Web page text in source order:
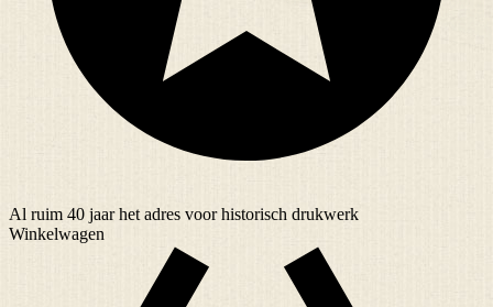
Al ruim 40 jaarhet adres voor historisch drukwerk
Winkelwagen